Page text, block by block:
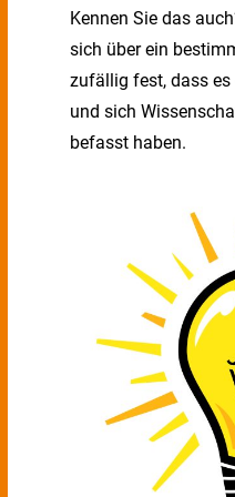
Kennen Sie das
sich über ein
zufällig fest, dass
und sich
befasst haben.